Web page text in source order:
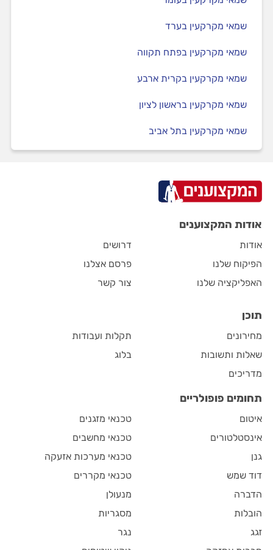
שמאי מקרקעין בערד
שמאי מקרקעין בפתח תקווה
שמאי מקרקעין בקרית ארבע
שמאי מקרקעין בראשון לציון
שמאי מקרקעין בתל אביב
אודות המקצוענים
אודות
הפיקוח שלנו
האפליקציה שלנו
דרושים
פרסם אצלנו
צור קשר
תוכן
מחירונים
שאלות ותשובות
מדריכים
תקלות ועבודות
בלוג
תחומים פופולריים
איטום
אינסטלטורים
גנן
דוד שמש
הדברה
הובלות
זגג
טכנאי מזגנים
טכנאי מחשבים
טכנאי מערכות אזעקה
טכנאי מקררים
מנעולן
מסגריות
נגר